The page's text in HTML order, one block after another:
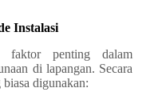
Instalasi
faktor penting dalam
di lapangan. Secara
digunakan: